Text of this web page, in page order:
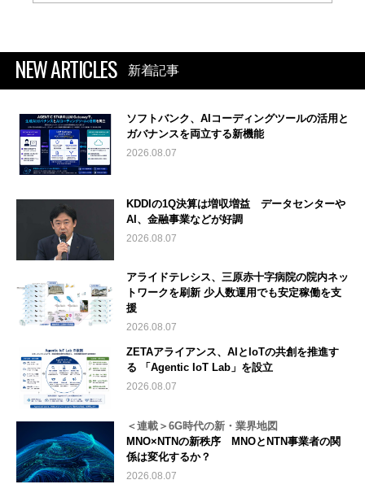
NEW ARTICLES 新着記事
ソフトバンク、AIコーディングツールの活用と
ガバナンスを両立する新機能
2026.08.07
KDDIの1Q決算は増収増益 データセンターや
AI、金融事業などが好調
2026.08.07
アライドテレシス、三原赤十字病院の院内ネッ
トワークを刷新 少人数運用でも安定稼働を支
援
2026.08.07
ZETAアライアンス、AIとIoTの共創を推進す
る 「Agentic IoT Lab」を設立
2026.08.07
＜連載＞6G時代の新・業界地図
MNO×NTNの新秩序 MNOとNTN事業者の関
係は変化するか？
2026.08.07